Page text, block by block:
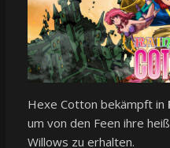
Hexe Cotton bekämpft in
um von den Feen ihre
Willows zu erhalten.